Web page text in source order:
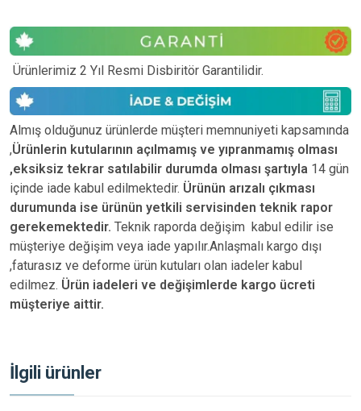
Ürünlerimiz 2 Yıl Resmi Disbiritör Garantilidir.
Almış olduğunuz ürünlerde müşteri memnuniyeti kapsamında
,Ürünlerin kutularının açılmamış ve yıpranmamış olması
,eksiksiz tekrar satılabilir durumda olması şartıyla 14 gün
içinde iade kabul edilmektedir. Ürünün arızalı çıkması
durumunda ise ürünün yetkili servisinden teknik rapor
gerekemektedir. Teknik raporda değişim kabul edilir ise
müşteriye değişim veya iade yapılır.Anlaşmalı kargo dışı
,faturasız ve deforme ürün kutuları olan iadeler kabul
edilmez. Ürün iadeleri ve değişimlerde kargo ücreti
müşteriye aittir.
İlgili ürünler